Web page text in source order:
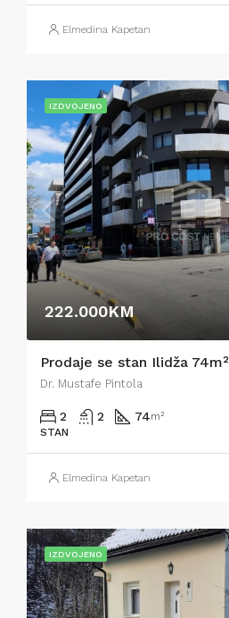
Elmedina Kapetan
IZDVOJENO
222.000KM
Prodaje se stan Ilidža 74m²
Dr. Mustafe Pintola
2 2 74m²
STAN
Elmedina Kapetan
IZDVOJENO